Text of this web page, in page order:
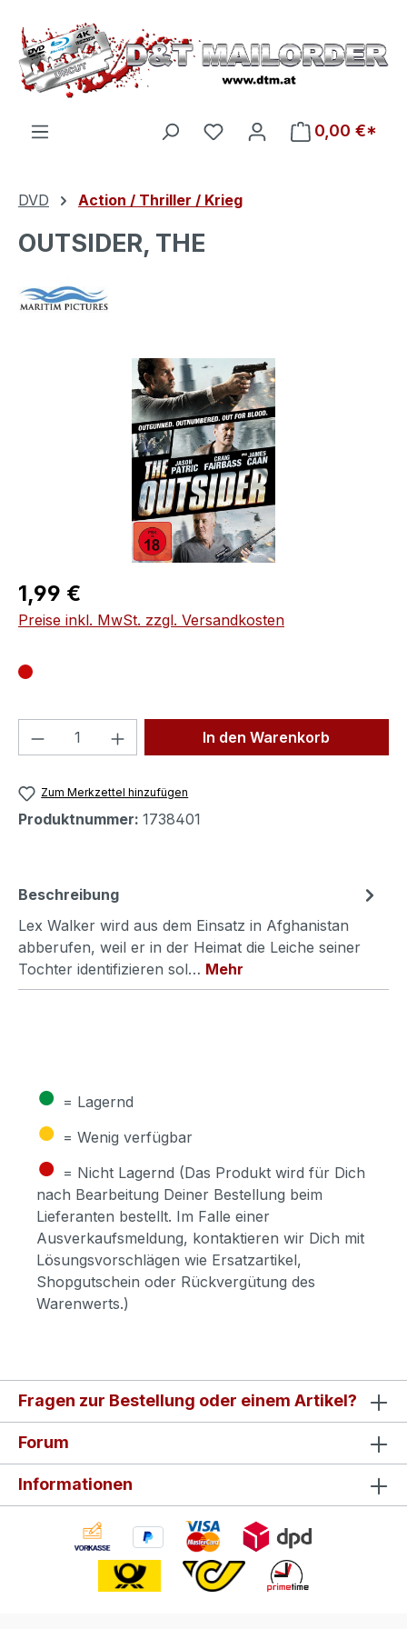
Zum Hauptinhalt springen
Du hast 0 Produkte auf
0,00 €*
DVD Action / Thriller / Krieg
OUTSIDER, THE
Bildergalerie überspringen
Regulärer Preis:
1,99 €
Preise inkl. MwSt. zzgl. Versandkosten
Produkt Anzahl: Gib denIn den Warenkorb
Zum Merkzettel hinzufügen
Produktnummer: 1738401
Beschreibung
Lex Walker wird aus dem Einsatz in Afghanistan
abberufen, weil er in der Heimat die Leiche seiner
Tochter identifizieren sol… Mehr
● = Lagernd
● = Wenig verfügbar
● = Nicht Lagernd (Das Produkt wird für Dich
nach Bearbeitung Deiner Bestellung beim
Lieferanten bestellt. Im Falle einer
Ausverkaufsmeldung, kontaktieren wir Dich mit
Lösungsvorschlägen wie Ersatzartikel,
Shopgutschein oder Rückvergütung des
Warenwerts.)
Fragen zur Bestellung oder einem Artikel?
Forum
Informationen